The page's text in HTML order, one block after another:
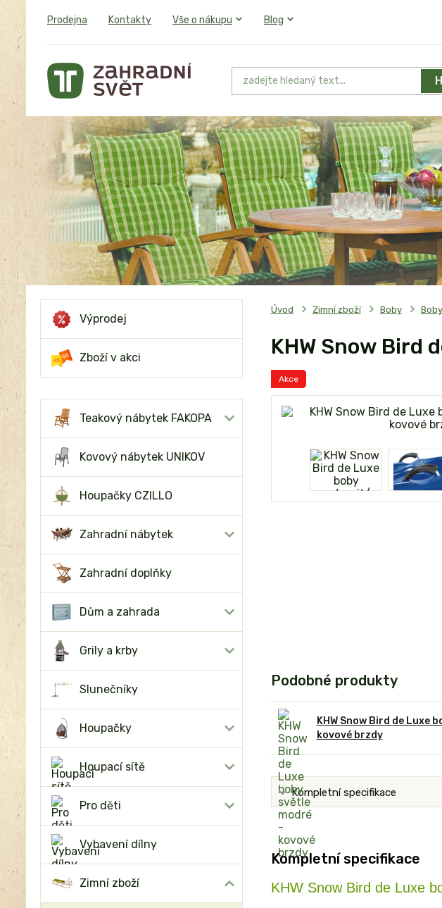
Prodejna Kontakty Vše o nákupu Blog
Výprodej
Zboží v akci
Teakový nábytek FAKOPA
Kovový nábytek UNIKOV
Houpačky CZILLO
Zahradní nábytek
Zahradní doplňky
Dům a zahrada
Grily a krby
Slunečníky
Houpačky
Houpací sítě
Pro děti
Vybavení dílny
Zimní zboží
Úvod Zimní zboží Boby
KHW Snow Bird
Akce
Podobné produkty
KHW Snow Bird de Luxe
kovové brzdy
Kompletní specifikace
Kompletní specifikace
KHW Snow Bird de Luxe